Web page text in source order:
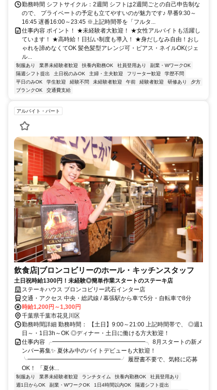
勤務時間 シフトサイクル：2週間 シフトは2週間ごとの自己申告制な
ので、 プライベートの予定も立てやすいのが魅力です♪ 早番9:30～
16:45 遅番16:00～23:45 ※上記時間帯を「フルタ...
仕事内容 ポイント！ ★未経験者大歓迎！ ★女性アルバイトも活躍し
ています！ ★高時給！日払い制度も導入！ ★身だしなみ自由！おし
ゃれを諦めなくてOK 髪色髪型アレンジ可・ピアス・ネイルOK(ジェ
ル...
制服あり 業界未経験者歓迎 扶養内勤務OK 社員登用あり
副業・WワークOK
隔週シフト提出
土日祝のみOK 主婦・主夫歓迎 フリーター歓迎
学歴不問
平日のみOK
学生歓迎 経験不問 未経験者歓迎 午前 経験者歓迎 研修あり
夕方
ブランクOK
交通費支給
アルバイト・パート
飲食店|ブロンコビリーのホール・キッチンスタッフ
土日祝時給1300円！未経験◎簡単作業スタートのステーキ店
ステーキハウス ブロンコビリー武石インター店
交通・アクセス 中央・総武線 / 幕張駅から車で5分・自転車で8分
時給1,200円～1,300円
千葉県千葉市花見川区
勤務時間詳細 勤務時間： 【土日】9:00～21:00 上記時間帯で、 ◎週1
日～・1日3h～OK ◎ディナー・土日に働ける方大歓迎！
仕事内容 ╭━━━━━━━━━━━━━━━━╮ 8月スタートの新メ
ンバー募集✨ 夏休み中のバイトデビューも大歓迎！
╰━━━━━━━━━━━━━━━━╯ 履歴書不要で、気軽に応募
OK！ 「夏休...
制服あり 業界未経験者歓迎 ランチタイム 扶養内勤務OK
社員登用あり
週1日からOK
副業・WワークOK 1日4時間以内OK
隔週シフト提出